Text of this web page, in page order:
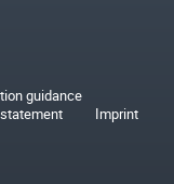
guidance
Imprint